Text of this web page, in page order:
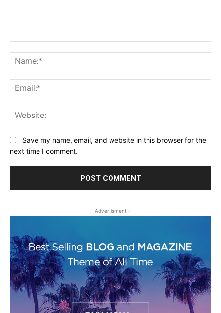
Save my name, email, and website in this browser for the
next time I comment.
- Advertisment -